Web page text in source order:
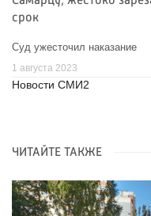
срок
Суд ужесточил наказание
1 августа 2023
Новости СМИ2
ЧИТАЙТЕ ТАКЖЕ